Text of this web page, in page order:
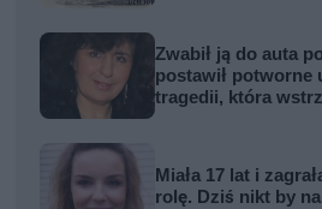
Zwabił ją do auta
postawił potworne
tragedii, która
Miała 17 lat i
rolę. Dziś nikt by